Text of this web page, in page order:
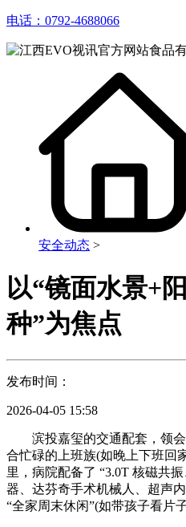
电话：0792-4688066
安全动态 >
以“镜面水景+
种”为焦点
发布时间：
2026-04-05 15:58
滨投嘉玺的交通配套，领会
合忙碌的上班族(如晚上下班回
里，病院配备了 “3.0T 核磁共
器、达芬奇手术机械人、超声
“全家周末休闲”(如带孩子看片